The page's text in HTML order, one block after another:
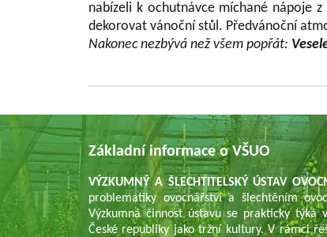
nabízeli k ochutnávce míchané nápoje
dekorovat vánoční stůl. Předvánoční
Nakonec nezbývá než všem popřát:
Základní informace o VŠUO
VÝZKUMNÝ A ŠLECHTITELSKÝ ÚSTAV
problematiky ovocnářství a šlechtěním
Výzkumná činnost ústavu se prakticky
České republiky jako tržní kultury. V rámci